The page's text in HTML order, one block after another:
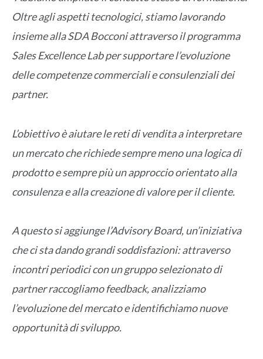
Oltre agli aspetti tecnologici, stiamo lavorando
insieme alla SDA Bocconi attraverso il programma
Sales Excellence Lab per supportare l’evoluzione
delle competenze commerciali e consulenziali dei
partner.
L’obiettivo è aiutare le reti di vendita a interpretare
un mercato che richiede sempre meno una logica di
prodotto e sempre più un approccio orientato alla
consulenza e alla creazione di valore per il cliente.
A questo si aggiunge l’Advisory Board, un’iniziativa
che ci sta dando grandi soddisfazioni: attraverso
incontri periodici con un gruppo selezionato di
partner raccogliamo feedback, analizziamo
l’evoluzione del mercato e identifichiamo nuove
opportunità di sviluppo.